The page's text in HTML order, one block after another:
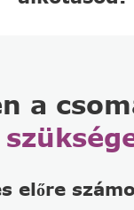
a
előre